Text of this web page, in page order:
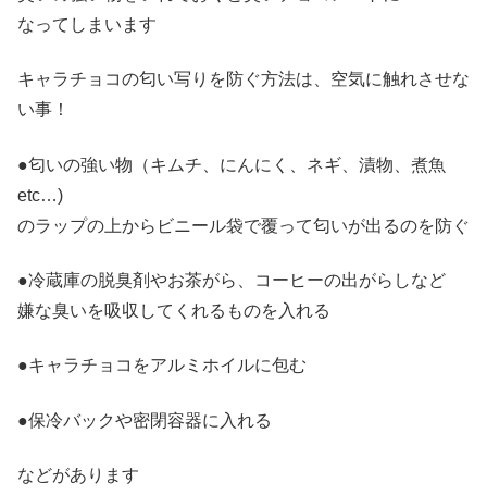
なってしまいます
キャラチョコの匂い写りを防ぐ方法は、空気に触れさせな
い事！
●匂いの強い物（キムチ、にんにく、ネギ、漬物、煮魚
etc…)
のラップの上からビニール袋で覆って匂いが出るのを防ぐ
●冷蔵庫の脱臭剤やお茶がら、コーヒーの出がらしなど
嫌な臭いを吸収してくれるものを入れる
●キャラチョコをアルミホイルに包む
●保冷バックや密閉容器に入れる
などがあります